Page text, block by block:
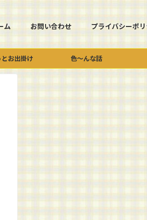
ム お問い合わせ プライバシーポ
お出掛け 色～んな話